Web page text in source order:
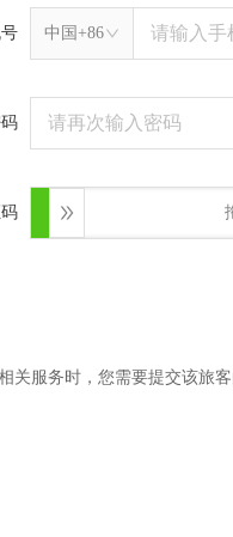
中国+86
服务时，您需要提交该旅